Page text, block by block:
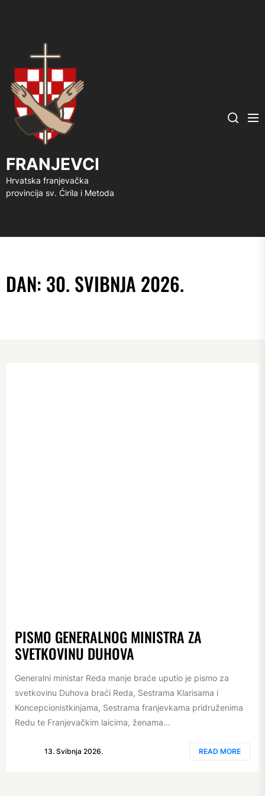
FRANJEVCI
Hrvatska franjevačka
provincija sv. Ćirila i Metoda
Search
DAN: 30. SVIBNJA 2026.
PISMO GENERALNOG MINISTRA ZA
SVETKOVINU DUHOVA
Generalni ministar Reda manje braće uputio je pismo za
svetkovinu Duhova braći Reda, Sestrama Klarisama i
Koncepcionistkinjama, Sestrama franjevkama pridruženima
Redu te Franjevačkim laicima, ženama...
13. Svibnja 2026. READ MORE